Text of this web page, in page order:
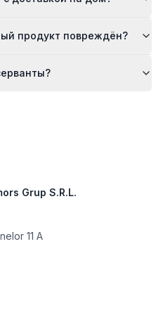
продукт повреждён?
Grup S.R.L.
11 A